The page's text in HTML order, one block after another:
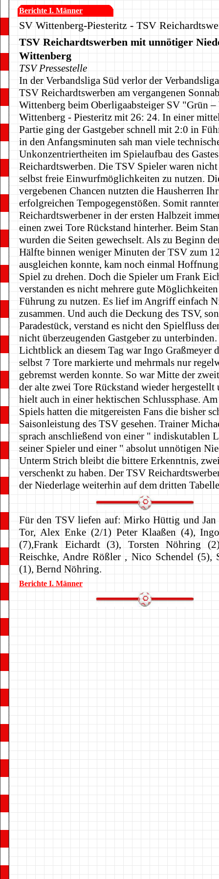
Berichte I. Männer
SV Wittenberg-Piesteritz - TSV
TSV Reichardtswerben mit unnötiger
Wittenberg
TSV Pressestelle
In der Verbandsliga Süd verlor der
TSV Reichardtswerben am vergangenen
Wittenberg beim Oberligaabsteiger SV "Grün
Wittenberg - Piesteritz mit 26: 24. In einer
Partie ging der Gastgeber schnell mit 2:0 in
in den Anfangsminuten sah man viele
Unkonzentriertheiten im Spielaufbau des
Reichardtswerben. Die TSV Spieler waren
selbst freie Einwurfmöglichkeiten zu nutzen.
vergebenen Chancen nutzten die Hausherren
erfolgreichen Tempogegenstößen. Somit
Reichardtswerbener in der ersten Halbzeit
einen zwei Tore Rückstand hinterher. Beim
wurden die Seiten gewechselt. Als zu Beginn
Hälfte binnen weniger Minuten der TSV zum
ausgleichen konnte, kam noch einmal Hoffnung
Spiel zu drehen. Doch die Spieler um Frank
verstanden es nicht mehrere gute
Führung zu nutzen. Es lief im Angriff einfach
zusammen. Und auch die Deckung des TSV,
Paradestück, verstand es nicht den Spielfluss
nicht überzeugenden Gastgeber zu
Lichtblick an diesem Tag war Ingo Graßmeyer
selbst 7 Tore markierte und mehrmals nur
gebremst werden konnte. So war Mitte der
der alte zwei Tore Rückstand wieder hergestellt
hielt auch in einer hektischen Schlussphase.
Spiels hatten die mitgereisten Fans die bisher
Saisonleistung des TSV gesehen. Trainer
sprach anschließend von einer " indiskutablen
seiner Spieler und einer " absolut unnötigen
Unterm Strich bleibt die bittere Erkenntnis,
verschenkt zu haben. Der TSV
der Niederlage weiterhin auf dem dritten
Für den TSV liefen auf: Mirko Hüttig und Jan
Tor, Alex Enke (2/1) Peter Klaaßen (4),
(7),Frank Eichardt (3), Torsten Nöhring
Reischke, Andre Rößler , Nico Schendel (5),
(1), Bernd Nöhring.
Berichte I. Männer